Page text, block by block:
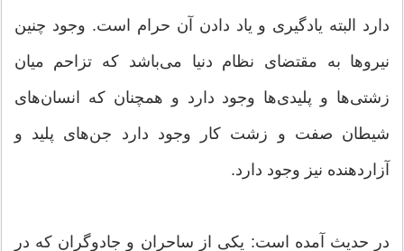
دارد البته یادگیری و یاد دادن آن حرام است. وجود چنین
نیروها به مقتضای نظام دنیا می‌باشد که تزاحم میان
زشتی‌ها و پلیدی‌ها وجود دارد و همچنان که انسان‌های
شیطان صفت و زشت کار وجود دارد جن‌های پلید و
آزاردهنده نیز وجود دارد.
در حدیث آمده است: یکی از ساحران و جادوگران که در